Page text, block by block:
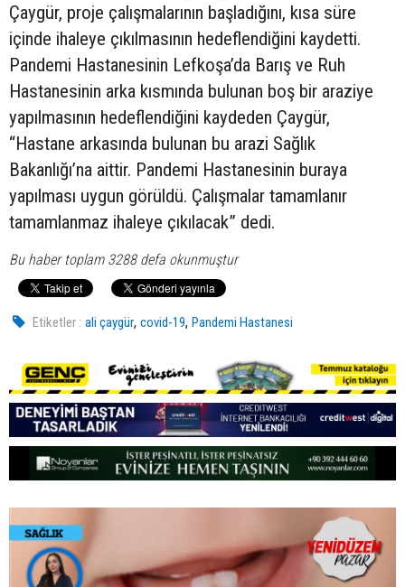
Çaygür, proje çalışmalarının başladığını, kısa süre
içinde ihaleye çıkılmasının hedeflendiğini kaydetti.
Pandemi Hastanesinin Lefkoşa’da Barış ve Ruh
Hastanesinin arka kısmında bulunan boş bir araziye
yapılmasının hedeflendiğini kaydeden Çaygür,
“Hastane arkasında bulunan bu arazi Sağlık
Bakanlığı’na aittir. Pandemi Hastanesinin buraya
yapılması uygun görüldü. Çalışmalar tamamlanır
tamamlanmaz ihaleye çıkılacak” dedi.
Bu haber toplam 3288 defa okunmuştur
Etiketler : ali çaygür,covid-19,Pandemi Hastanesi